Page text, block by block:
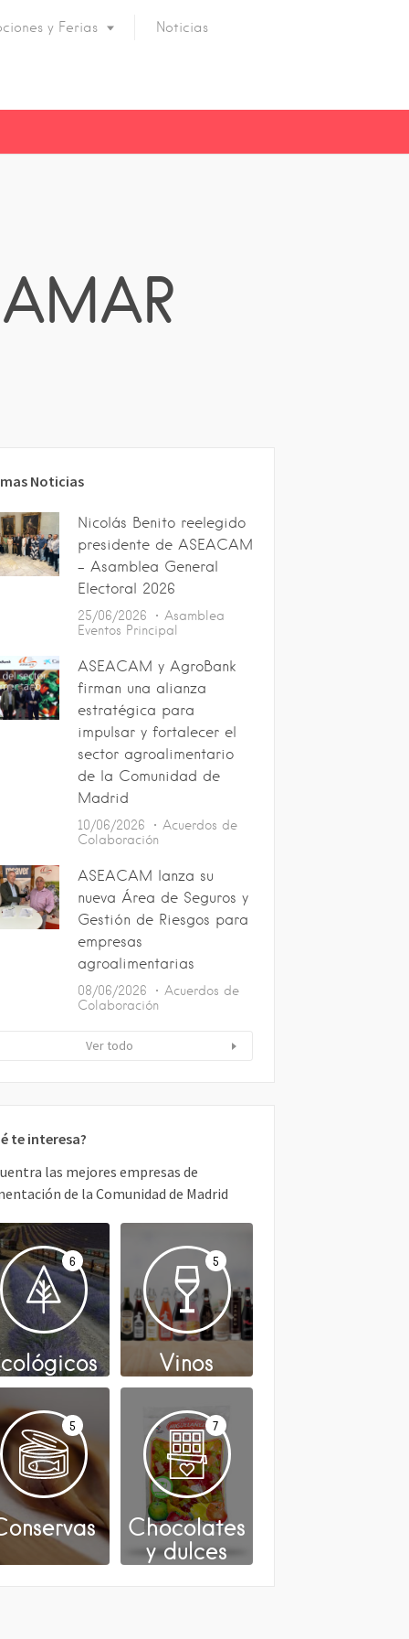
y Ferias Noticias
Noticias
Nicolás Benito reelegido
presidente de ASEACAM
– Asamblea General
Electoral 2026
25/06/2026
Asamblea
Eventos Principal
ASEACAM y AgroBank
firman una alianza
estratégica para
impulsar y fortalecer el
sector agroalimentario
de la Comunidad de
Madrid
10/06/2026
Acuerdos de
Colaboración
ASEACAM lanza su
nueva Área de Seguros y
Gestión de Riesgos para
empresas
agroalimentarias
08/06/2026
Acuerdos de
Colaboración
Ver todo
te interesa?
las mejores empresas de
de la Comunidad de Madrid
6 5
Vinos
5 7
Chocolates
y dulces